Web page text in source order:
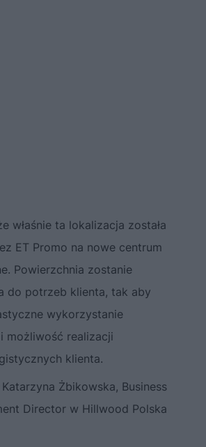
właśnie ta lokalizacja została
ET Promo na nowe centrum
Powierzchnia zostanie
do potrzeb klienta, tak aby
wykorzystanie
możliwość realizacji
klienta.
Katarzyna Żbikowska, Business
Director w Hillwood Polska